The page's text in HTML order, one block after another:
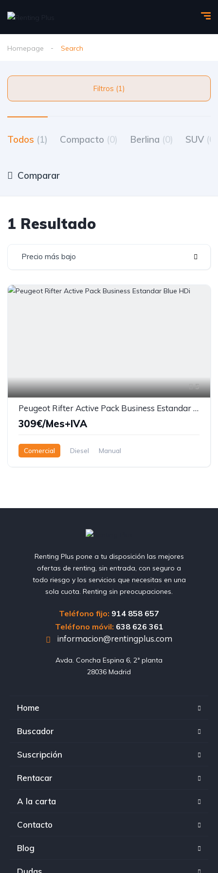
Homepage Search
Filtros (1)
Todos (1) Compacto (0) Berlina (0) SUV (0)
Comparar
1 Resultado
Precio más bajo
5
Peugeot Rifter Active Pack Business Estandar Blue HDi
309€/Mes+IVA
Comercial Diesel Manual
Renting Plus pone a tu disposición las mejores
ofertas de renting, sin entrada, con seguro a
todo riesgo y los servicios que necesitas en una
sola cuota. Renting sin preocupaciones.
Teléfono fijo: 914 858 657
Teléfono móvil: 638 626 361
informacion@rentingplus.com
Avda. Concha Espina 6, 2ª planta
28036 Madrid
Home
Buscador
Suscripción
Rentacar
A la carta
Contacto
Blog